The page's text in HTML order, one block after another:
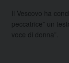
Il Vescovo ha
peccatrice” un
voce di donna”.